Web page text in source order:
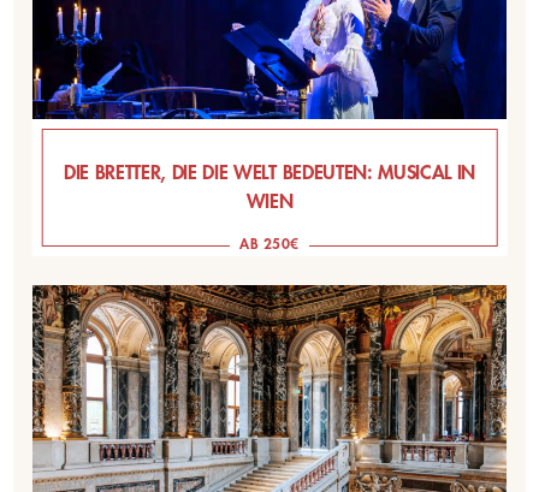
DIE BRETTER, DIE DIE WELT BEDEUTEN: MUSICAL IN
WIEN
AB 250€